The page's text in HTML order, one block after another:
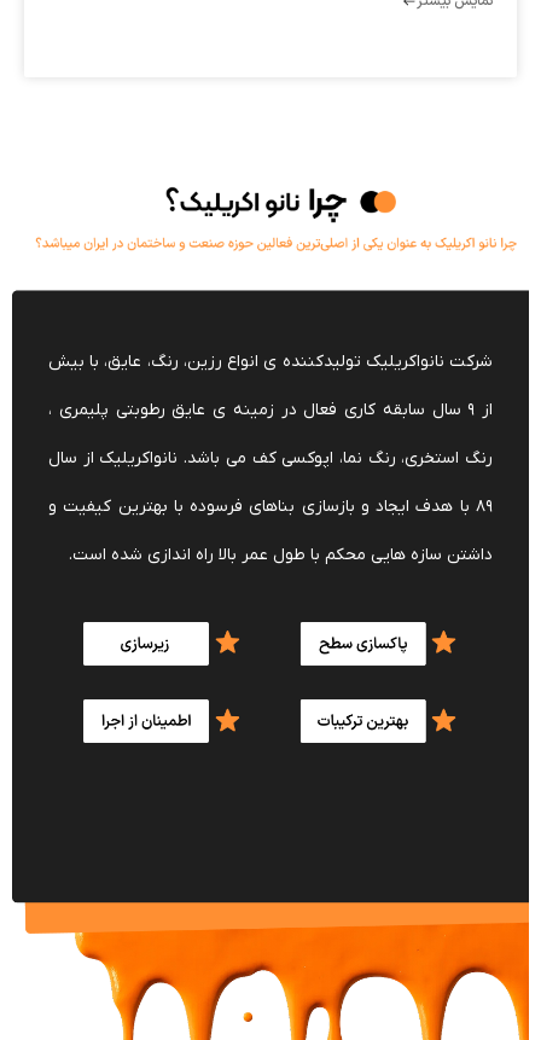
شرکت نانواکریلیک تولیدکننده ی انواع رزین، رنگ، عایق، با بیش
از ۹ سال سابقه کاری فعال در زمینه ی عایق رطوبتی پلیمری ،
رنگ استخری، رنگ نما، اپوکسی کف می باشد. نانواکریلیک از سال
۸۹ با هدف ایجاد و بازسازی بناهای فرسوده با بهترین کیفیت و
داشتن سازه هایی محکم با طول عمر بالا راه اندازی شده است.